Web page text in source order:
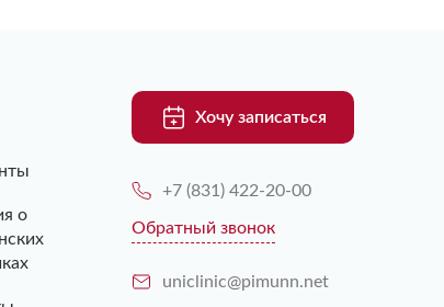
о
Хочу записаться
+7 (831) 422-20-00
Обратный звонок
uniclinic@pimunn.net